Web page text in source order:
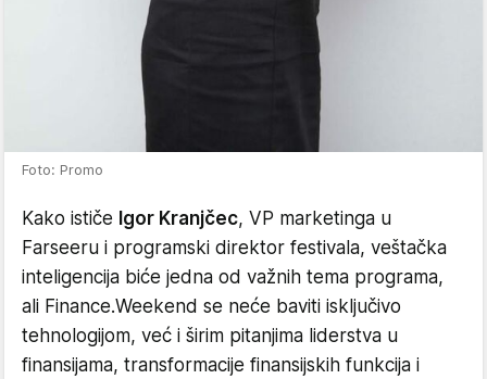
Foto: Promo
Kako ističe Igor Kranjčec, VP marketinga u
Farseeru i programski direktor festivala, veštačka
inteligencija biće jedna od važnih tema programa,
ali Finance.Weekend se neće baviti isključivo
tehnologijom, već i širim pitanjima liderstva u
finansijama, transformacije finansijskih funkcija i